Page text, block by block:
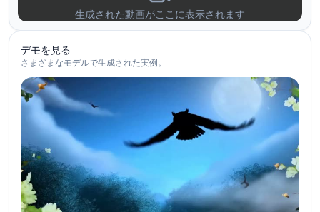
生成された動画がここに表示されます
デモを見る
さまざまなモデルで生成された実例。